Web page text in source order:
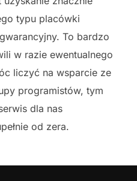
typu placówki
To bardzo
w razie ewentualnego
liczyć na wsparcie ze
programistów, tym
dla nas
od zera.